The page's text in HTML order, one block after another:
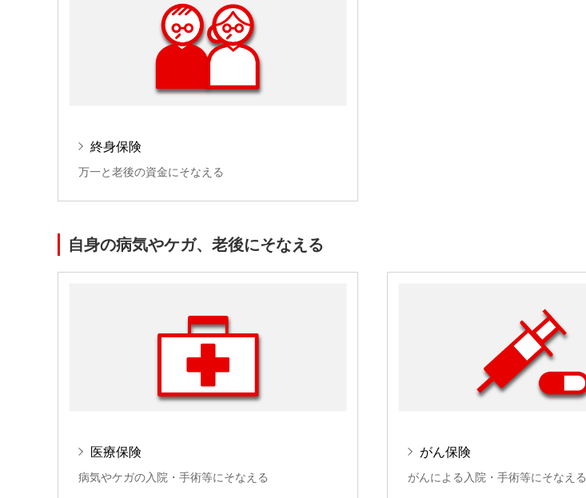
終身保険
万一と老後の資金にそなえる
自身の病気やケガ、老後にそなえる
医療保険
病気やケガの入院・手術等にそなえる
がん保険
がんによる入院・手術等にそなえる